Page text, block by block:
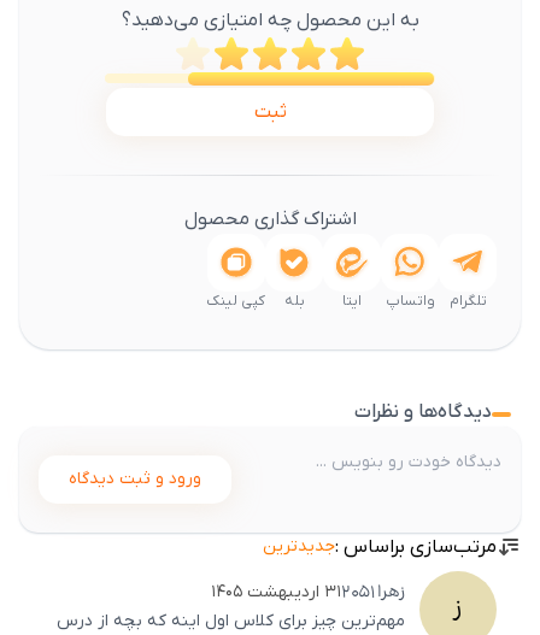
به این محصول چه امتیازی می‌دهید؟
ثبت
اشتراک گذاری محصول
تلگرام واتساپ ایتا بله کپی لینک
دیدگاه‌ها و نظرات
ورود و ثبت دیدگاه
مرتب‌سازی براساس :جدیدترین
ز زهرا2051۳۱ اردیبهشت ۱۴۰۵
مهم‌ترین چیز برای کلاس اول اینه که بچه از درس